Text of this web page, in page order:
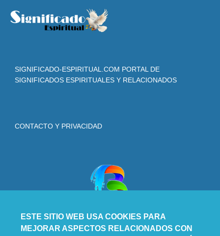
SIGNIFICADO-ESPIRITUAL.COM PORTAL DE
SIGNIFICADOS ESPIRITUALES Y RELACIONADOS
CONTACTO Y PRIVACIDAD
ESTE SITIO WEB USA COOKIES PARA
MEJORAR ASPECTOS RELACIONADOS CON